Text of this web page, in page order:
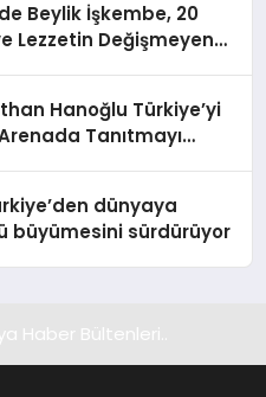
Beylik İşkembe, 20
Lezzetin Değişmeyen
Hanoğlu Türkiye’yi
Tanıtmayı
dünyaya
büyümesini sürdürüyor
Haber Bültenleri..